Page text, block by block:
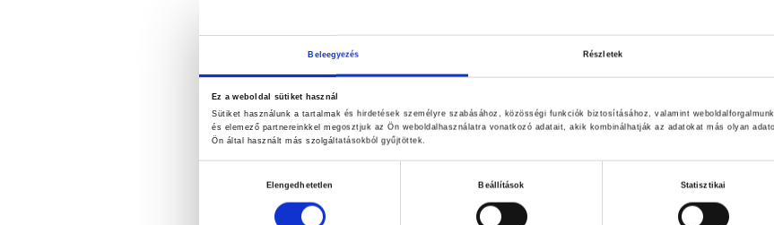
Beleegyezés Részletek
Ez a weboldal sütiket használ
Sütiket használunk a tartalmak és hirdetések személyre szabásához, közösségi funkciók biztosításához, valamint
és elemező partnereinkkel megosztjuk az Ön weboldalhasználatra vonatkozó adatait, akik kombinálhatják az adatokat más olyan
Ön által használt más szolgáltatásokból gyűjtöttek.
Elengedhetetlen Beállítások Statisztikai